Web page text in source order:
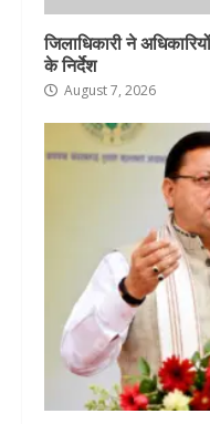
जिलाधिकारी ने
के निर्देश
August 7, 2026